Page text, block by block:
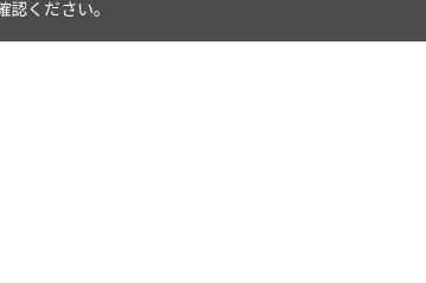
認ください。